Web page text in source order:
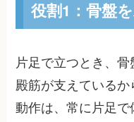
役割1：骨盤
片足で立つとき、
殿筋が支えているか
動作は、常に片足